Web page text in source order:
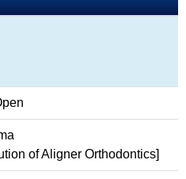
of Aligner Orthodontics]